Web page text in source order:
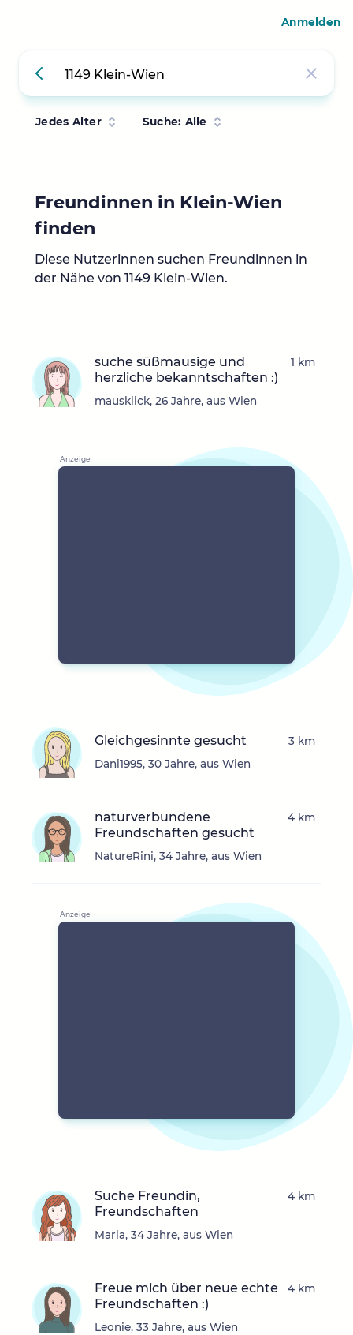
Jedes Alter Suche: Alle
Freundinnen in Klein-Wien
finden
Diese Nutzerinnen suchen Freundinnen in
der Nähe von 1149 Klein-Wien.
suche süßmausige und
herzliche bekanntschaften :)
mausklick, 26 Jahre, aus Wien
1 km
Gleichgesinnte gesucht
Dani1995, 30 Jahre, aus Wien
3 km
naturverbundene
Freundschaften gesucht
NatureRini, 34 Jahre, aus Wien
4 km
Suche Freundin,
Freundschaften
Maria, 34 Jahre, aus Wien
4 km
Freue mich über neue echte
Freundschaften :)
Leonie, 33 Jahre, aus Wien
4 km
Anmelden